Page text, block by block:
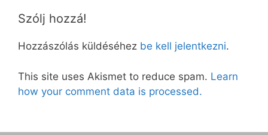
Szólj hozzá!
Hozzászólás küldéséhez be kell jelentkezni.
This site uses Akismet to reduce spam. Learn
how your comment data is processed.